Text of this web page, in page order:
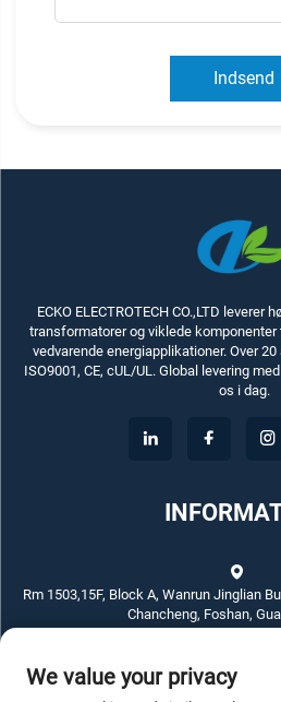
Indsend
ECKO ELECTROTECH CO.,LTD
transformatorer og viklede
vedvarende energiapplikationer. Over
ISO9001, CE, cUL/UL. Global levering
os i dag.
Rm 1503,15F, Block A, Wanrun Jinglian
Chancheng, Foshan,
+86-757-
We value your privacy